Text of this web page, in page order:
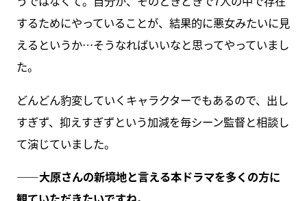
するためにやっていることが、結果的に悪女みたいに見
えるというか…そうなればいいなと思ってやっていまし
た。
どんどん豹変していくキャラクターでもあるので、出し
すぎず、抑えすぎずという加減を毎シーン監督と相談し
て演じていました。
――大原さんの新境地と言える本ドラマを多くの方に